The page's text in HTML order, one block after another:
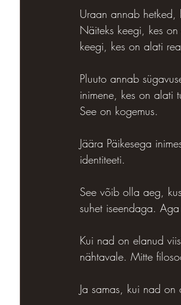
Uraan annab hetked,
Näiteks keegi, kes
keegi, kes on alati
Pluuto annab
inimene, kes on alati
See on kogemus.
Jäära Päikesega
identiteeti.
See võib olla aeg,
suhet iseendaga.
Kui nad on elanud
nähtavale. Mitte
Ja samas, kui nad